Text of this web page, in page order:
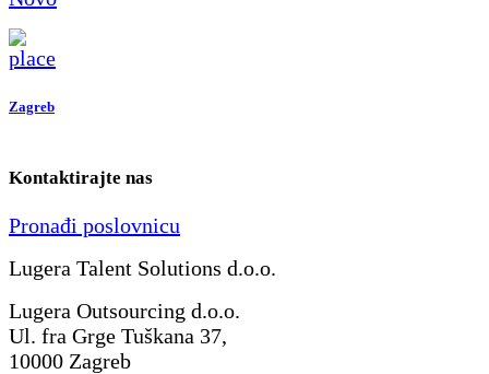
Zagreb
Kontaktirajte nas
Pronađi poslovnicu
Lugera Talent Solutions d.o.o.
Lugera Outsourcing d.o.o.
Ul. fra Grge Tuškana 37,
10000 Zagreb